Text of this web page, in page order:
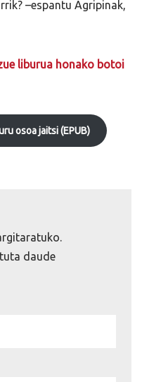
–espantu Agripinak,
liburua honako botoi
osoa jaitsi (EPUB)
daude